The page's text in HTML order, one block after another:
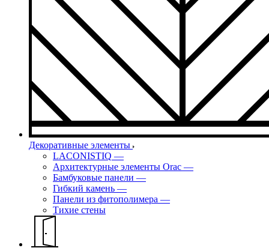
Декоративные элементы
LACONISTIQ —
Архитектурные элементы Orac —
Бамбуковые панели —
Гибкий камень —
Панели из фитополимера —
Тихие стены